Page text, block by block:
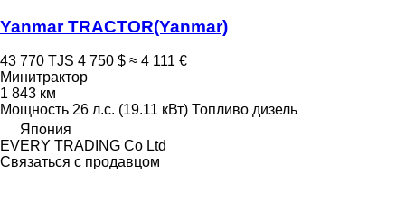
Yanmar TRACTOR(Yanmar)
43 770 TJS 4 750 $ ≈ 4 111 €
Минитрактор
1 843 км
Мощность 26 л.с. (19.11 кВт) Топливо дизель
Япония
EVERY TRADING Co Ltd
Связаться с продавцом